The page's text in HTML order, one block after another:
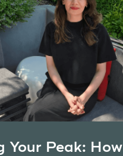
Your Peak: How